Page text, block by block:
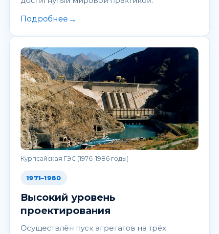
Подробнее →
Курпсайская ГЭС (1976–1986 годы)
1971–1980
Высокий уровень
проектирования
Осуществлён пуск агрегатов на трёх